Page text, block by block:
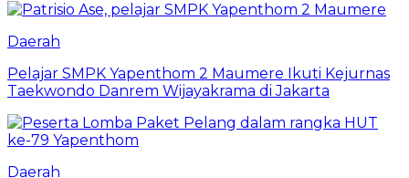
Daerah
Pelajar SMPK Yapenthom 2 Maumere Ikuti Kejurnas
Taekwondo Danrem Wijayakrama di Jakarta
Daerah